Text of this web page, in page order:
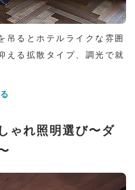
吊るとホテルライクな雰囲
える拡散タイプ、調光で就
ゃれ照明選び〜ダ